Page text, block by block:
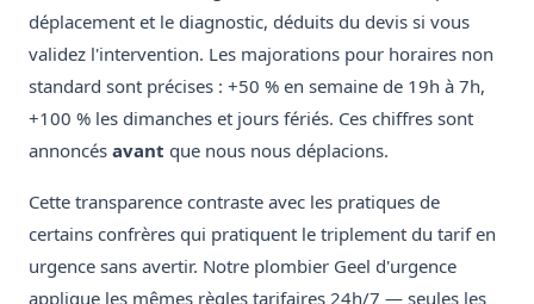
déplacement et le diagnostic, déduits du devis si vous
validez l'intervention. Les majorations pour horaires non
standard sont précises : +50 % en semaine de 19h à 7h,
+100 % les dimanches et jours fériés. Ces chiffres sont
annoncés avant que nous nous déplacions.
Cette transparence contraste avec les pratiques de
certains confrères qui pratiquent le triplement du tarif en
urgence sans avertir. Notre plombier Geel d'urgence
applique les mêmes règles tarifaires 24h/7 — seules les